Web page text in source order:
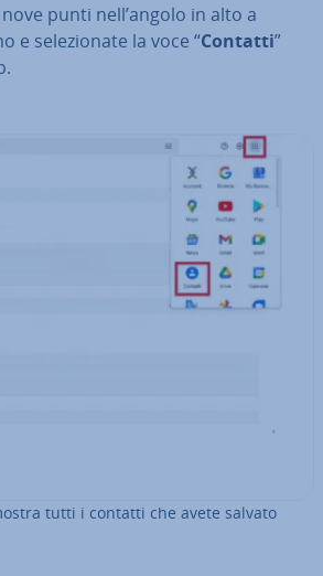
punti nell’angolo in alto a
e se­le­zio­na­te la voce “Contatti”
tutti i contatti che avete salvato